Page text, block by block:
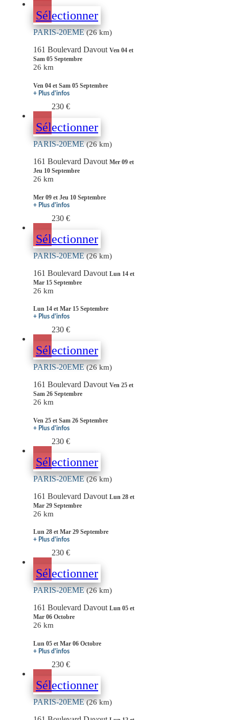
Sélectionner
PARIS-20EME(26 km)
161 Boulevard Davout Ven 04 et
Sam 05 Septembre
26 km
Ven 04 et Sam 05 Septembre
+ Plus d'infos
230 €
Sélectionner
PARIS-20EME(26 km)
161 Boulevard Davout Mer 09 et
Jeu 10 Septembre
26 km
Mer 09 et Jeu 10 Septembre
+ Plus d'infos
230 €
Sélectionner
PARIS-20EME(26 km)
161 Boulevard Davout Lun 14 et
Mar 15 Septembre
26 km
Lun 14 et Mar 15 Septembre
+ Plus d'infos
230 €
Sélectionner
PARIS-20EME(26 km)
161 Boulevard Davout Ven 25 et
Sam 26 Septembre
26 km
Ven 25 et Sam 26 Septembre
+ Plus d'infos
230 €
Sélectionner
PARIS-20EME(26 km)
161 Boulevard Davout Lun 28 et
Mar 29 Septembre
26 km
Lun 28 et Mar 29 Septembre
+ Plus d'infos
230 €
Sélectionner
PARIS-20EME(26 km)
161 Boulevard Davout Lun 05 et
Mar 06 Octobre
26 km
Lun 05 et Mar 06 Octobre
+ Plus d'infos
230 €
Sélectionner
PARIS-20EME(26 km)